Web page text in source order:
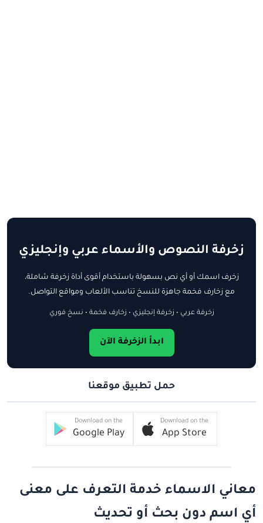
زخرفة النصوص والأسماء عربي وإنجليزي
زخرف اسمك أو أي نص بسهولة باستخدام أقوى أداة زخرفة شاملة،
مع زخارف فخمة جاهزة للنسخ تناسب الألعاب ومواقع التواصل.
زخرفة عربي • زخرفة إنجليزي • زخارف فخمة • نسخ فوري
ابدأ الزخرفة الآن
حمل تطبيق موقعنا
Download on the
App Store
Download on the
Google Play
معاني الاسماء خدمة التعرف على معنى
أي اسم دون بحث أو تحديث